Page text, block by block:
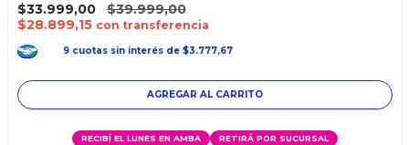
$33.999,00
$39.999,00
$28.899,15 con transferencia
9 cuotas sin interés de $3.777,67
RECIBÍ EL LUNES EN AMBA RETIRÁ POR SUCURSAL